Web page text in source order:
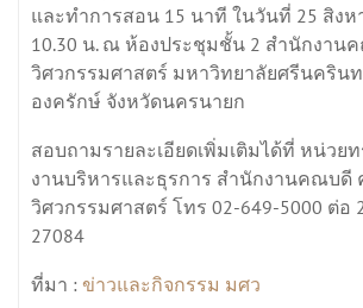
และทำการสอน 15 นาที ในวันที่ 25 สิงห
10.30 น. ณ ห้องประชุมชั้น 2 สำนักงาน
วิศวกรรมศาสตร์ มหาวิทยาลัยศรีนคริน
องครักษ์ จังหวัดนครนายก
สอบถามรายละเอียดเพิ่มเติมได้ที่ หน่วย
งานบริหารและธุรการ สำนักงานคณบดี
วิศวกรรมศาสตร์ โทร 02-649-5000 ต่อ
27084
ที่มา : ข่าวและกิจกรรม มศว